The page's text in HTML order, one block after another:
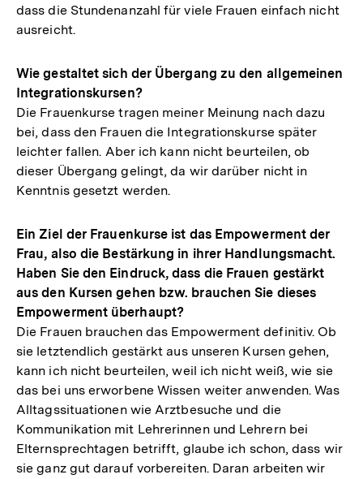
dass die Stundenanzahl für viele Frauen einfach nicht
ausreicht.
Wie gestaltet sich der Übergang zu den allgemeinen
Integrationskursen?
Die Frauenkurse tragen meiner Meinung nach dazu
bei, dass den Frauen die Integrationskurse später
leichter fallen. Aber ich kann nicht beurteilen, ob
dieser Übergang gelingt, da wir darüber nicht in
Kenntnis gesetzt werden.
Ein Ziel der Frauenkurse ist das Empowerment der
Frau, also die Bestärkung in ihrer Handlungsmacht.
Haben Sie den Eindruck, dass die Frauen gestärkt
aus den Kursen gehen bzw. brauchen Sie dieses
Empowerment überhaupt?
Die Frauen brauchen das Empowerment definitiv. Ob
sie letztendlich gestärkt aus unseren Kursen gehen,
kann ich nicht beurteilen, weil ich nicht weiß, wie sie
das bei uns erworbene Wissen weiter anwenden. Was
Alltagssituationen wie Arztbesuche und die
Kommunikation mit Lehrerinnen und Lehrern bei
Elternsprechtagen betrifft, glaube ich schon, dass wir
sie ganz gut darauf vorbereiten. Daran arbeiten wir